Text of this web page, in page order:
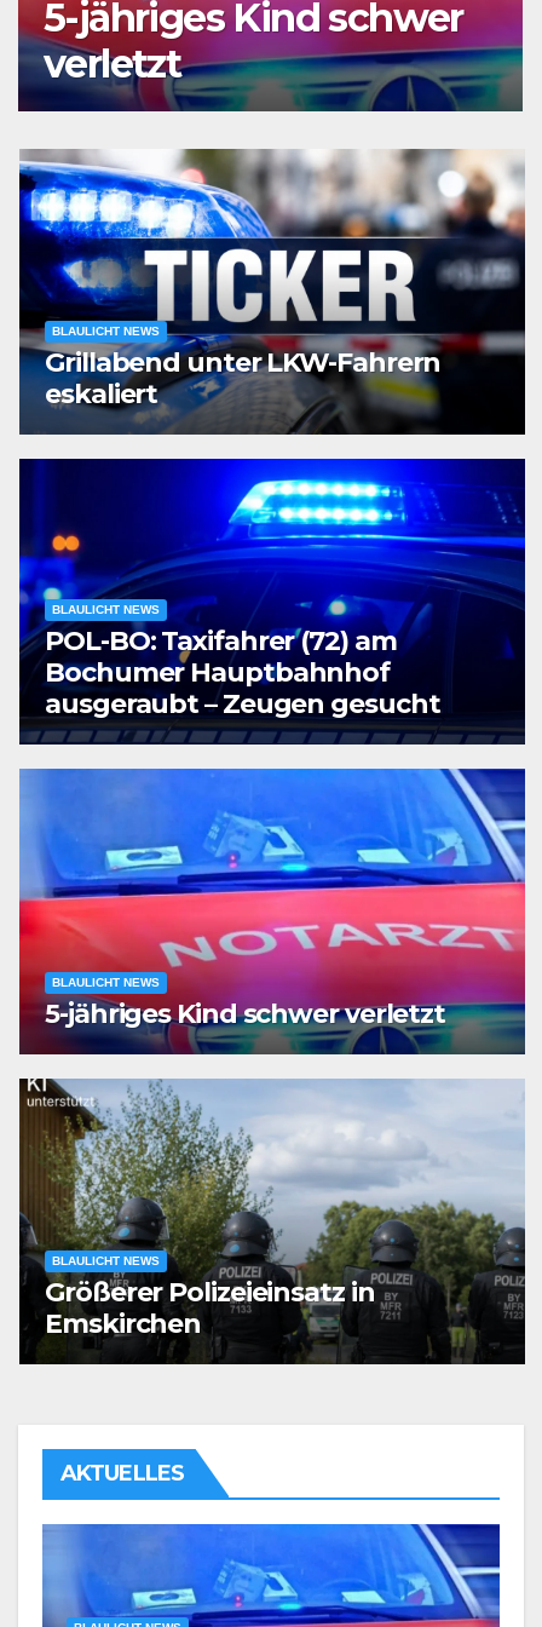
5-jähriges Kind schwer
verletzt
BLAULICHT NEWS
Grillabend unter LKW-Fahrern
eskaliert
BLAULICHT NEWS
POL-BO: Taxifahrer (72) am
Bochumer Hauptbahnhof
ausgeraubt – Zeugen gesucht
BLAULICHT NEWS
5-jähriges Kind schwer verletzt
BLAULICHT NEWS
Größerer Polizeieinsatz in
Emskirchen
AKTUELLES